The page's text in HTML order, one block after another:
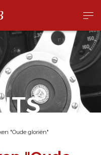
"Oude gloriën"